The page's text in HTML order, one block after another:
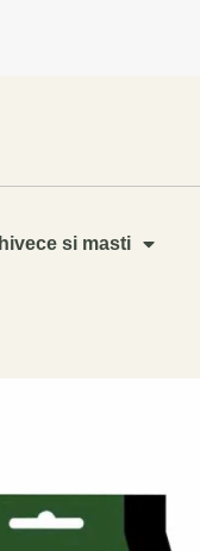
si masti